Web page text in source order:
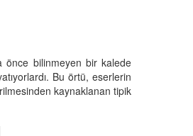
önce bilinmeyen bir kalede
Bu örtü, eserlerin
kaynaklanan tipik